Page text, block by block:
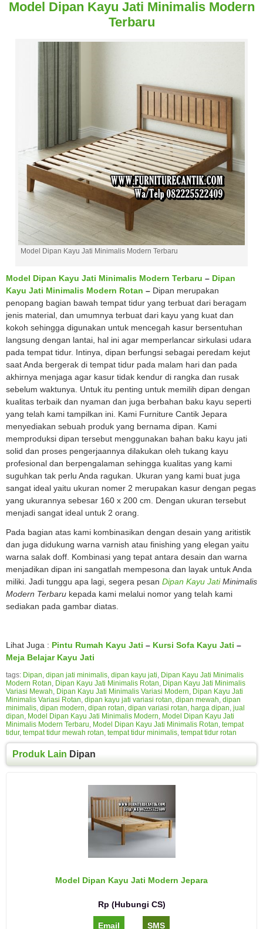
Model Dipan Kayu Jati Minimalis Modern
Terbaru
Model Dipan Kayu Jati Minimalis Modern Terbaru
Model Dipan Kayu Jati Minimalis Modern Terbaru – Dipan
Kayu Jati Minimalis Modern Rotan – Dipan merupakan
penopang bagian bawah tempat tidur yang terbuat dari beragam
jenis material, dan umumnya terbuat dari kayu yang kuat dan
kokoh sehingga digunakan untuk mencegah kasur bersentuhan
langsung dengan lantai, hal ini agar memperlancar sirkulasi udara
pada tempat tidur. Intinya, dipan berfungsi sebagai peredam kejut
saat Anda bergerak di tempat tidur pada malam hari dan pada
akhirnya menjaga agar kasur tidak kendur di rangka dan rusak
sebelum waktunya. Untuk itu penting untuk memilih dipan dengan
kualitas terbaik dan nyaman dan juga berbahan baku kayu seperti
yang telah kami tampilkan ini. Kami Furniture Cantik Jepara
menyediakan sebuah produk yang bernama dipan. Kami
memproduksi dipan tersebut menggunakan bahan baku kayu jati
solid dan proses pengerjaannya dilakukan oleh tukang kayu
profesional dan berpengalaman sehingga kualitas yang kami
suguhkan tak perlu Anda ragukan. Ukuran yang kami buat juga
sangat ideal yaitu ukuran nomer 2 merupakan kasur dengan pegas
yang ukurannya sebesar 160 x 200 cm. Dengan ukuran tersebut
menjadi sangat ideal untuk 2 orang.
Pada bagian atas kami kombinasikan dengan desain yang aritistik
dan juga didukung warna varnish atau finishing yang elegan yaitu
warna salak doff. Kombinasi yang tepat antara desain dan warna
menjadikan dipan ini sangatlah mempesona dan layak untuk Anda
miliki. Jadi tunggu apa lagi, segera pesan Dipan Kayu JatiMinimalis
Modern Terbaru kepada kami melalui nomor yang telah kami
sediakan pada gambar diatas.
Lihat Juga : Pintu Rumah Kayu Jati – Kursi Sofa Kayu Jati –
Meja Belajar Kayu Jati
tags: Dipan, dipan jati minimalis, dipan kayu jati, Dipan Kayu Jati Minimalis
Modern Rotan, Dipan Kayu Jati Minimalis Rotan, Dipan Kayu Jati Minimalis
Variasi Mewah, Dipan Kayu Jati Minimalis Variasi Modern, Dipan Kayu Jati
Minimalis Variasi Rotan, dipan kayu jati variasi rotan, dipan mewah, dipan
minimalis, dipan modern, dipan rotan, dipan variasi rotan, harga dipan, jual
dipan, Model Dipan Kayu Jati Minimalis Modern, Model Dipan Kayu Jati
Minimalis Modern Terbaru, Model Dipan Kayu Jati Minimalis Rotan, tempat
tidur, tempat tidur mewah rotan, tempat tidur minimalis, tempat tidur rotan
Produk Lain Dipan
Model Dipan Kayu Jati Modern Jepara
Rp (Hubungi CS)
Email SMS